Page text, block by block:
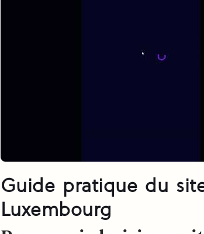
Guide pratique du
Luxembourg